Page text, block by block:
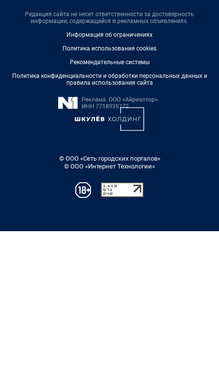
Редакция сайта не несет ответственности за достоверность
информации, содержащейся в рекламных объявлениях.
Информация об ограничениях
Политика использования cookies
Рекомендательные системы
Политика конфиденциальности и обработки персональных данных и
правила использования сайта
© ООО «Сеть городских порталов»
© ООО «Интернет Технологии»